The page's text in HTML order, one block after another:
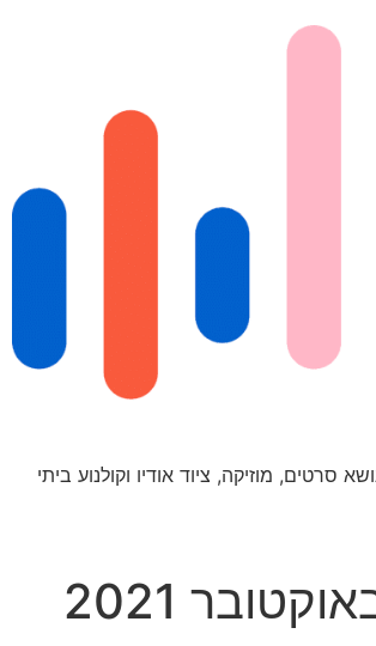
סרטים, מוזיקה, ציוד אודיו וקולנוע ביתי